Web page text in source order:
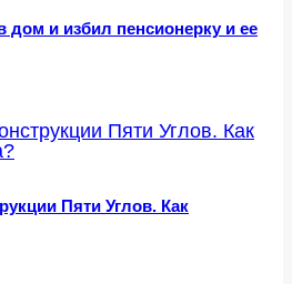
дом и избил пенсионерку и ее
Пяти Углов. Как